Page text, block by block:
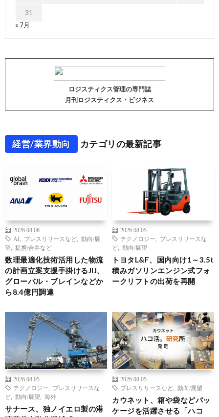
31
« 7月
ロジスティクス管理の専門誌
月刊ロジスティクス・ビジネス
経営/業界動向 カテゴリの最新記事
2026.08.06
AI
プレスリリースなど
動向/展
望
提携/合弁など
数理最適化技術活用した物流
の計画立案支援手掛けるJIJ、
グローバル・ブレインなどか
ら8.4億円調達
2026.08.05
テクノロジー
プレスリリースな
ど
動向/展望
トヨタL&F、国内向け1～3.5t
積みガソリンエンジン式フォ
ークリフトの出荷を再開
2026.08.05
テクノロジー
プレスリリースな
ど
動向/展望 海外
サナース、独ノイエロ製の港
2026.08.05
プレスリリースなど
動向/展望
カウネット、箱や袋などパッ
ケージを活躍させる「ハコ